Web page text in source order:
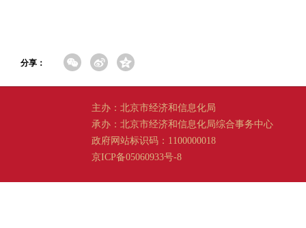
分享：
主办：北京市经济和信息化局
承办：北京市经济和信息化局综合事务中心
政府网站标识码：1100000018
京ICP备05060933号-8